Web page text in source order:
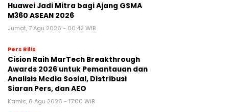
Huawei Jadi Mitra bagi Ajang GSMA
M360 ASEAN 2026
Jumat, 7 Agu 2026 - 00:42 WIB
Pers Rilis
Cision Raih MarTech Breakthrough
Awards 2026 untuk Pemantauan dan
Analisis Media Sosial, Distribusi
Siaran Pers, dan AEO
Kamis, 6 Agu 2026 - 17:00 WIB